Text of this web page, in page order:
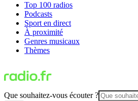
Top 100 radios
Podcasts
Sport en direct
À proximité
Genres musicaux
Thèmes
Que souhaitez-vous écouter ?